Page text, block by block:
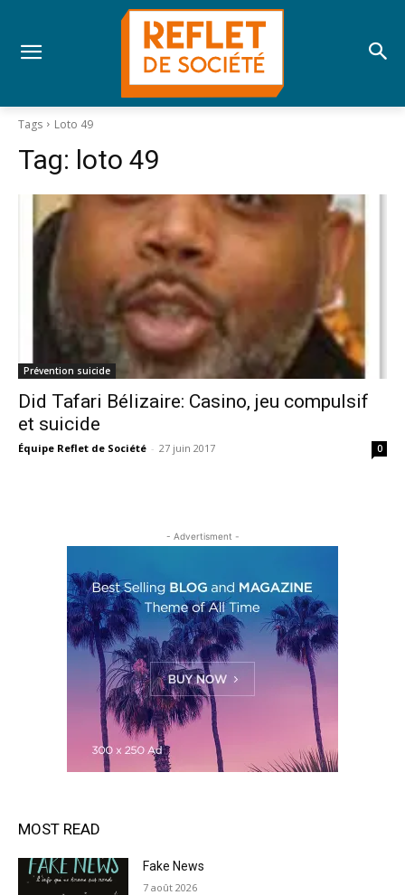
Tags Loto 49
Tag: loto 49
Prévention suicide
Did Tafari Bélizaire: Casino, jeu compulsif
et suicide
Équipe Reflet de Société - 27 juin 2017 0
- Advertisment -
MOST READ
Fake News
7 août 2026